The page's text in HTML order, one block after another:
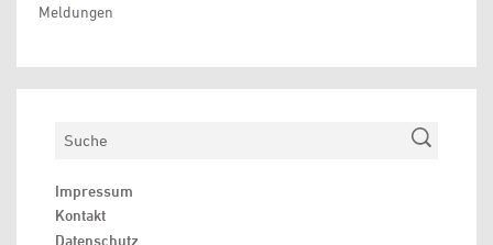
Meldungen
Suchen
Impressum
Kontakt
Datenschutz